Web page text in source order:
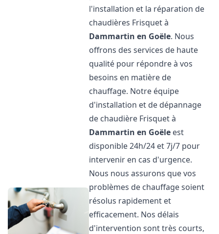
l'installation et la réparation de
chaudières Frisquet à
Dammartin en Goële. Nous
offrons des services de haute
qualité pour répondre à vos
besoins en matière de
chauffage. Notre équipe
d'installation et de dépannage
de chaudière Frisquet à
Dammartin en Goële est
disponible 24h/24 et 7j/7 pour
intervenir en cas d'urgence.
Nous nous assurons que vos
problèmes de chauffage soient
résolus rapidement et
efficacement. Nos délais
d'intervention sont très courts,